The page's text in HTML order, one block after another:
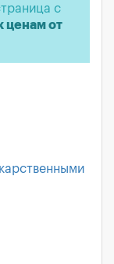
с
ценам от